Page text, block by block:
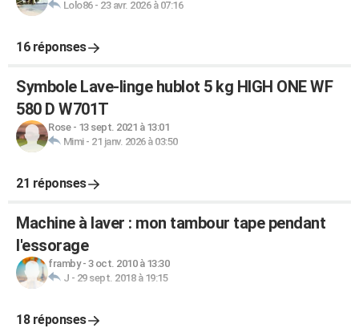
Lolo86- 23 avr. 2026 à 07:16
16 réponses
Symbole Lave-linge hublot 5 kg HIGH ONE WF
580 D W701T
Rose- 13 sept. 2021 à 13:01
Mimi- 21 janv. 2026 à 03:50
21 réponses
Machine à laver : mon tambour tape pendant
l'essorage
framby- 3 oct. 2010 à 13:30
J - 29 sept. 2018 à 19:15
18 réponses